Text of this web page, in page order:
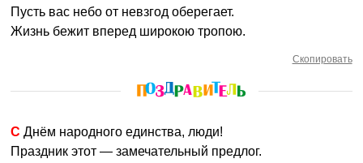
Пусть вас небо от невзгод оберегает.
Жизнь бежит вперед широкою тропою.
Скопировать
С Днём народного единства, люди!
Праздник этот — замечательный предлог.